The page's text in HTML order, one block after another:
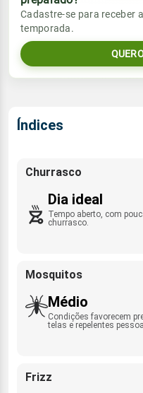
Rajada de vento
Sol
06:10h às 17:35h
Chuva
0.0mm
Rajada de vento
Sol
Cadastre-se para receber
temporada.
Índices
Churrasco
Dia ideal
Tempo aberto, com
churrasco.
Mosquitos
Médio
Condições favorecem
telas e repelentes
Frizz